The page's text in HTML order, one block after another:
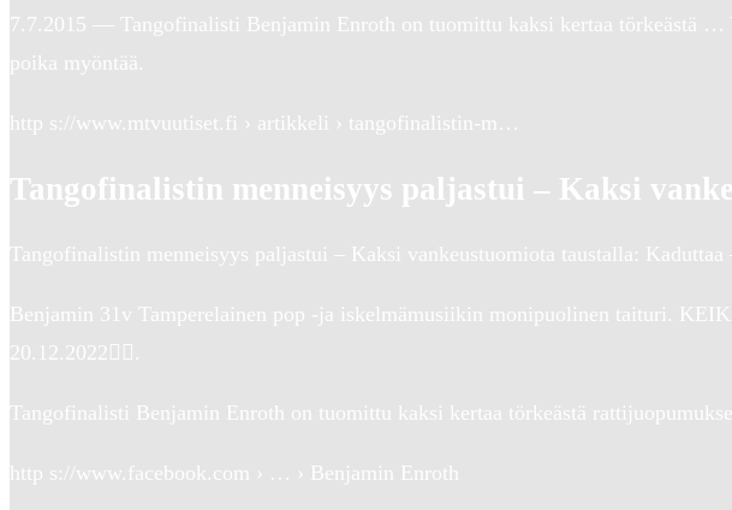
7.7.2015 — Tangofinalisti Benjamin Enroth on tuomittu kaksi kertaa törkeästä
poika myöntää.
http s://www.mtvuutiset.fi › artikkeli › tangofinalistin-m…
Tangofinalistin menneisyys paljastui – Kaksi
Tangofinalistin menneisyys paljastui – Kaksi vankeustuomiota taustalla:
Benjamin 31v Tamperelainen pop -ja iskelmämusiikin monipuolinen taituri.
20.12.2022󰞋󰟠.
Tangofinalisti Benjamin Enroth on tuomittu kaksi kertaa törkeästä
http s://www.facebook.com › … › Benjamin Enroth